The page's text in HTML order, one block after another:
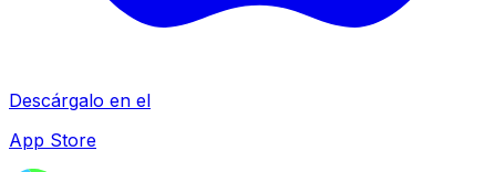
Descárgalo en el
App Store